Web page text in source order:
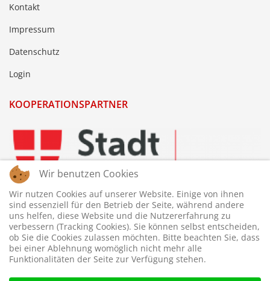
Kontakt
Impressum
Datenschutz
Login
KOOPERATIONSPARTNER
Wir benutzen Cookies
Wir nutzen Cookies auf unserer Website. Einige von ihnen
sind essenziell für den Betrieb der Seite, während andere
uns helfen, diese Website und die Nutzererfahrung zu
verbessern (Tracking Cookies). Sie können selbst entscheiden,
ob Sie die Cookies zulassen möchten. Bitte beachten Sie, dass
bei einer Ablehnung womöglich nicht mehr alle
Funktionalitäten der Seite zur Verfügung stehen.